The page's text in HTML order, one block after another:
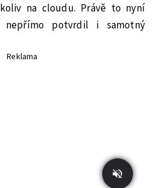
na cloudu. Právě to nyní
nepřímo potvrdil i samotný
Reklama